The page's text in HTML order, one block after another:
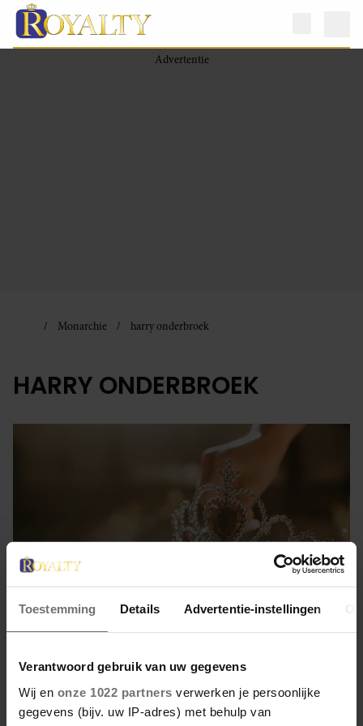
Toestemming Details Advertentie-instellingen
Verantwoord gebruik van uw gegevens
Wij en onze 1022 partners verwerken je persoonlijke
gegevens (bijv. uw IP-adres) met behulp van
Monarchie harry onderbroek
HARRY ONDERBROEK
25 juli 2022
VROUW VERKOOPT